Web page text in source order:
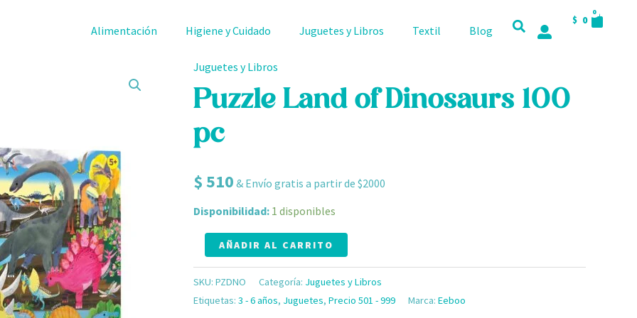
Alimentación Higiene y Cuidado Juguetes y Libros Textil Blog
$ 0
0
CART
Juguetes y Libros
Puzzle Land of Dinosaurs 100
pc
$510 & Envío gratis a partir de $2000
Disponibilidad: 1 disponibles
Puzzle
Land
of
Dinosaurs
100
pc
cantidad
AÑADIR AL CARRITO
SKU: PZDNO Categoría: Juguetes y Libros
Etiquetas: 3 - 6 años, Juguetes, Precio 501 - 999 Marca: Eeboo